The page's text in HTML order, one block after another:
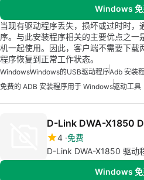
Windows 免
当现有驱动程序丢失，损坏或过时时，
序。与此安装程序相关的主要优点之
机一起使用。因此，客户端不需要下载
程序恢复到正常工作状态。
WindowsWindows的USB驱动程序Adb 安装
免费的 ADB 安装程序用于 Windows驱动工具
D-Link DWA-X1850
4 免费
D-Link DWA-X1850 驱动
Windows 免